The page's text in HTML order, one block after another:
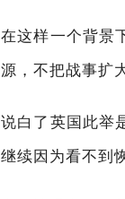
在这样一个背景
源，不把战事扩
说白了英国此举
继续因为看不到